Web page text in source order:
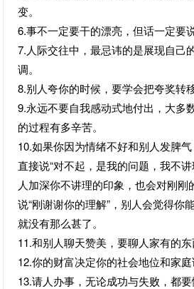
变。
6.事不一定要干的漂亮，但话一定要
7.人际交往中，最忌讳的是展现自己
调。
8.别人夸你的时候，要学会把夸奖转
9.永远不要自我感动式地付出，大多
的过程有多辛苦。
10.如果你因为情绪不好和别人发脾
直接说“对不起，是我的问题，我不
人加深你不讲理的印象，也会对刚刚
说“刚谢谢你的理解”，别人会觉得你
就没有那么甚了。
11.和别人聊天赞美，要聊人家有的东
12.你的财富决定你的社会地位和家庭
13.请人办事，无论成功与失败，都要